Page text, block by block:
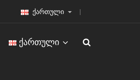
ქართული
ᲥᲐᲠᲗᲣᲚᲘ